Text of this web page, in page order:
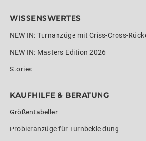
WISSENSWERTES
NEW IN: Turnanzüge mit Criss-Cross-
NEW IN: Masters Edition 2026
Stories
KAUFHILFE & BERATUNG
Größentabellen
Probieranzüge für Turnbekleidung